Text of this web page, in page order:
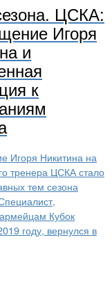
ЦСКА:
Игоря
и
к
Игоря Никитина на
тренера ЦСКА стало
тем сезона
Кубок
году, вернулся в